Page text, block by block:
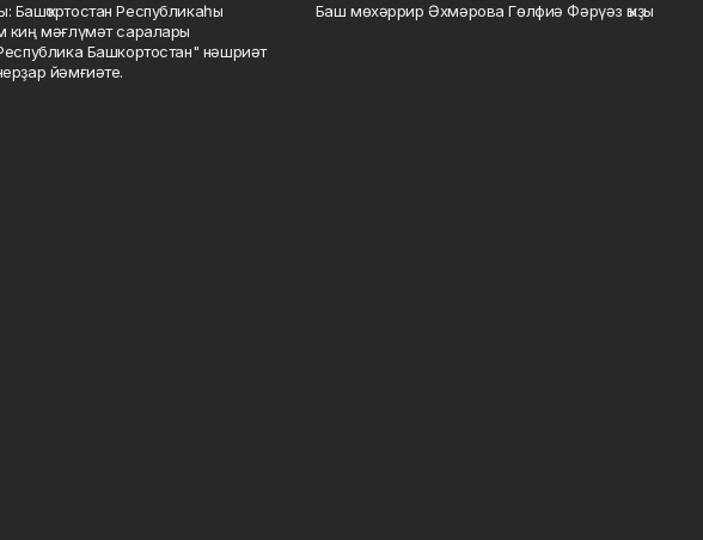
Башҡортостан Республикаһы
киң мәғлүмәт саралары
Башкортостан" нәшриәт
йәмғиәте.
Баш мөхәррир Әхмәрова Гөлфиә Фәрүәз ҡыҙы